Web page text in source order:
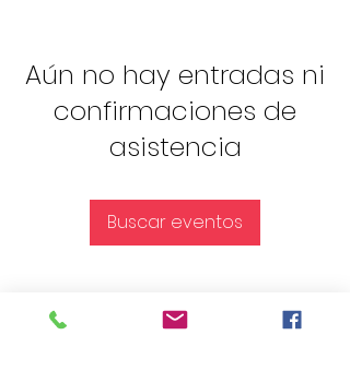
Aún no hay entradas ni
confirmaciones de
asistencia
Buscar eventos